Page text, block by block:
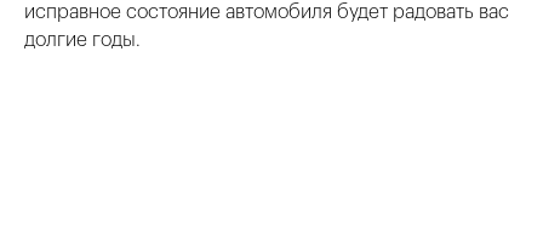
исправное состояние автомобиля будет радовать вас
долгие годы.